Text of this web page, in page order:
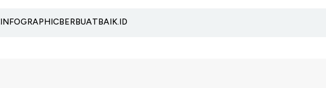
INFOGRAPHICBERBUATBAIK.ID